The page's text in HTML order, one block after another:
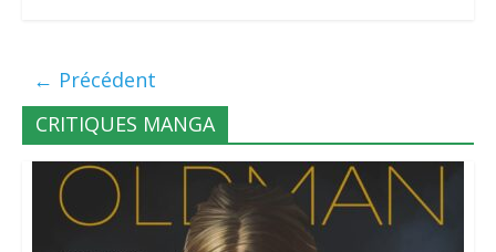
← Précédent
CRITIQUES MANGA